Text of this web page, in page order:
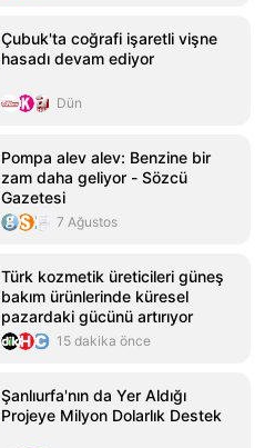
Çubuk'ta coğrafi işaretli vişne
hasadı devam ediyor
Dün
Pompa alev alev: Benzine bir
zam daha geliyor - Sözcü
Gazetesi
7 Ağustos
Türk kozmetik üreticileri güneş
bakım ürünlerinde küresel
pazardaki gücünü artırıyor
15 dakika önce
Şanlıurfa'nın da Yer Aldığı
Projeye Milyon Dolarlık Destek